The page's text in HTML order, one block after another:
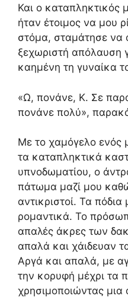
Και ο καταπληκτικός
ήταν έτοιμος να μου
στόμα, σταμάτησε να
ξεχωριστή απόλαυση
καημένη τη γυναίκα
«Ω, πονάνε, Κ. Σε
πονάνε πολύ»,
Με το χαμόγελο ενός
τα καταπληκτικά
υπνοδωματίου, ο
πάτωμα μαζί μου
αντικριστοί. Τα
ρομαντικά. Το
απαλές άκρες των
απαλά και χάιδευαν
Αργά και απαλά, με
την κορυφή μέχρι τα
χρησιμοποιώντας